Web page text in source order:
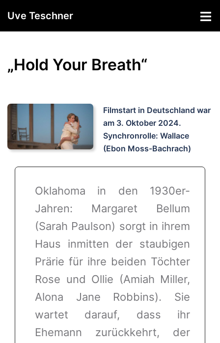
Inhalt
springen
Uve Teschner
„Hold Your Breath“
Filmstart in Deutschland war
am 3. Oktober 2024.
Synchronrolle: Wallace
(Ebon Moss-Bachrach)
Oklahoma in den 1930er-
Jahren: Margaret Bellum
(Sarah Paulson) sorgt in ihrem
Haus inmitten der staubigen
Prärie für ihre beiden Töchter
Rose und Ollie (Amiah Miller,
Alona Jane Robbins). Sie
wartet darauf, dass ihr
Ehemann zurückkehrt, der